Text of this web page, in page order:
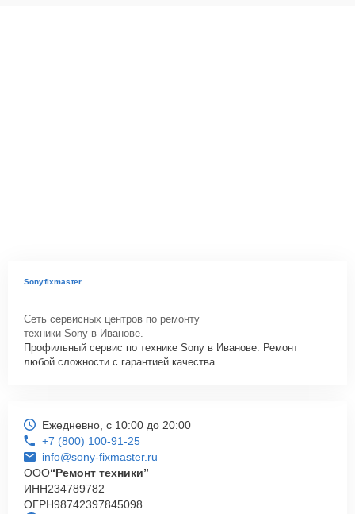
Sonyfixmaster
Сеть сервисных центров по ремонту
техники Sony в Иванове.
Профильный сервис по технике Sony в Иванове. Ремонт
любой сложности с гарантией качества.
Ежедневно, с 10:00 до 20:00
+7 (800) 100-91-25
info@sony-fixmaster.ru
ООО“Ремонт техники”
ИНН234789782
ОГРН98742397845098